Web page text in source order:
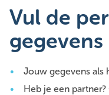
Vul de
gegevens
Jouw gegevens als
Heb je een